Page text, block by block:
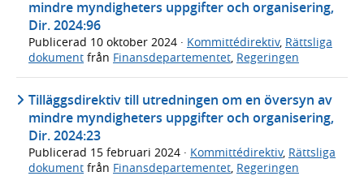
mindre myndigheters uppgifter och organisering,
Dir. 2024:96
Publicerad 10 oktober 2024 · Kommittédirektiv, Rättsliga
dokument från Finansdepartementet, Regeringen
Tilläggsdirektiv till utredningen om en översyn av
mindre myndigheters uppgifter och organisering,
Dir. 2024:23
Publicerad 15 februari 2024 · Kommittédirektiv, Rättsliga
dokument från Finansdepartementet Regeringen